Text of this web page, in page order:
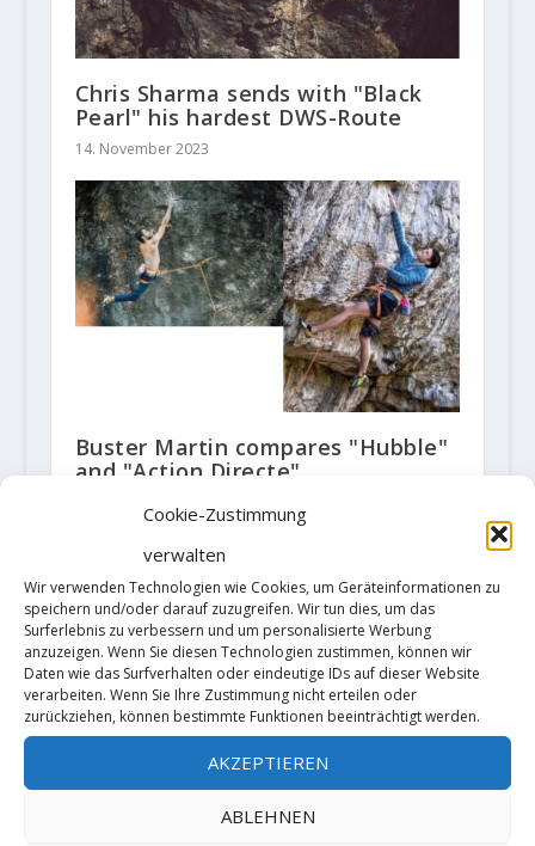
Cookie-Zustimmung
verwalten
Wir verwenden Technologien wie Cookies, um Geräteinformationen zu
speichern und/oder darauf zuzugreifen. Wir tun dies, um das
Surferlebnis zu verbessern und um personalisierte Werbung
anzuzeigen. Wenn Sie diesen Technologien zustimmen, können wir
Daten wie das Surfverhalten oder eindeutige IDs auf dieser Website
verarbeiten. Wenn Sie Ihre Zustimmung nicht erteilen oder
zurückziehen, können bestimmte Funktionen beeinträchtigt werden.
AKZEPTIEREN
ABLEHNEN
Chris Sharma sends with "Black
Pearl" his hardest DWS-Route
14. November 2023
Buster Martin compares "Hubble"
and "Action Directe"
HINTERLASSE EINE ANTWORT
Deine E-Mail-Adresse wird nicht
veröffentlicht. Erforderliche Felder
sind mit*markiert